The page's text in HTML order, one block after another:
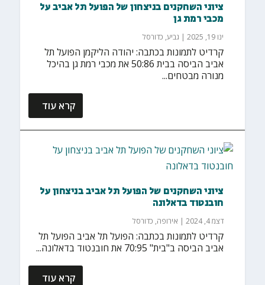
ציוני השחקנים בניצחון של הפועל תל אביב על
מכבי רמת גן
ינו 19, 2025 | גביע, כדורסל
קרדיט לתמונות בכתבה: יהודה הליקמן הפועל תל
אביב הביסה בבית 50:86 את מכבי רמת גן בהיכל
מנורה מבטחים...
קרא עוד
ציוני השחקנים של הפועל תל אביב בניצחון על
חובנטוד בדאלונה
דצמ 4, 2024 | אירופה, כדורסל
קרדיט לתמונות בכתבה: הפועל תל אביב הפועל תל
אביב הביסה ב"בית" 70:95 את חובנטוד בדאלונה...
קרא עוד